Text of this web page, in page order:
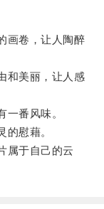
卷，让人陶醉
美丽，让人感
番风味。
慰藉。
于自己的云